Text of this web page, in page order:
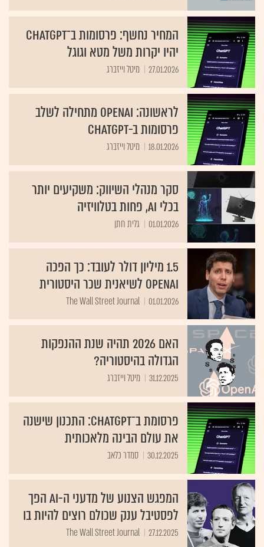
המחיר נחשף: פרסומות ב־ChatGPT
יהיו יקרות משל מטא וגוגל
27.01.2026 מיטל וייזברג
לראשונה: OpenAI מתחילה לשלב
פרסומות ב-ChatGPT
18.01.2026 מיטל וייזברג
סקר מנהלי השיווק: משקיעים יותר
בכלי AI, פחות בטלוויזיה
01.01.2026 גלית חתן
1.5 מיליון דולר לעובד: כך הפכה
OpenAI לשיאנית שכר היסטורית
01.01.2026
The Wall Street Journal
האם 2026 תהיה שנת ההנפקות
הגדולה בהיסטוריה?
31.12.2025 מיטל וייזברג
פרסומת ב־ChatGPT: התכנון שישנה
את עולם הבינה מלאכותית
30.12.2025 סמדר כלאב
המפגש הצנוע של מדעני ה-AI הפך
לפסטיבל ענק שכולם רוצים להיות בו
27.12.2025
The Wall Street Journal